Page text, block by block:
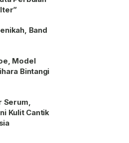
Band
Model
Bintangi
Serum,
Kulit Cantik